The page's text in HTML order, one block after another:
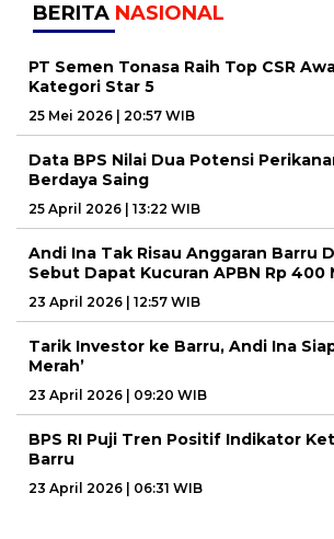
BERITA NASIONAL
PT Semen Tonasa Raih Top CSR
Kategori Star 5
25 Mei 2026 | 20:57 WIB
Data BPS Nilai Dua Potensi
Berdaya Saing
25 April 2026 | 13:22 WIB
Andi Ina Tak Risau Anggaran Barru
Sebut Dapat Kucuran APBN Rp 400
23 April 2026 | 12:57 WIB
Tarik Investor ke Barru, Andi Ina
Merah’
23 April 2026 | 09:20 WIB
BPS RI Puji Tren Positif Indikator
Barru
23 April 2026 | 06:31 WIB